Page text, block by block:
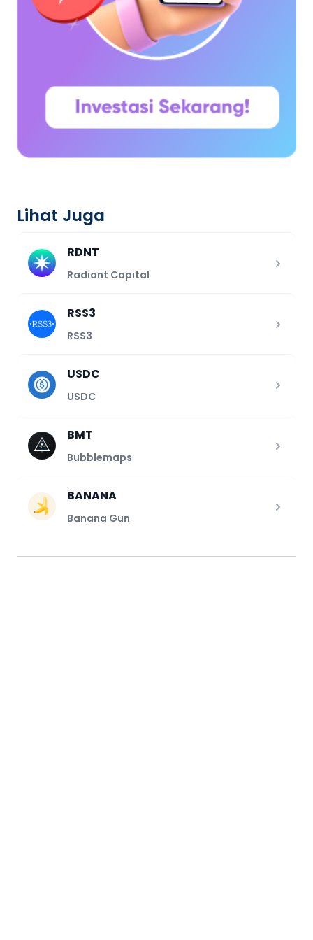
Lihat Juga
RDNT
Radiant Capital
RSS3
RSS3
USDC
USDC
BMT
Bubblemaps
BANANA
Banana Gun